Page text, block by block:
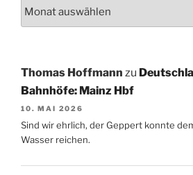
Thomas Hoffmann zu
Bahnhöfe: Mainz Hbf
10. MAI 2026
Sind wir ehrlich, der Geppert konnte
Wasser reichen.